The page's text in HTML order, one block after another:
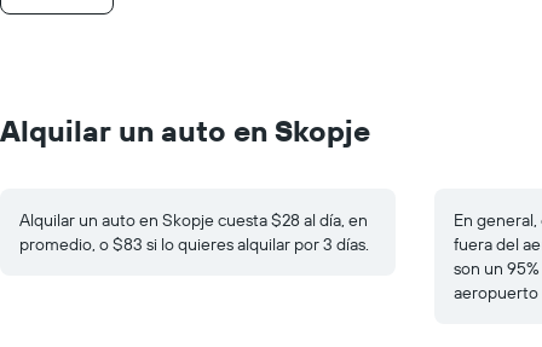
Alquilar un auto en Skopje
Alquilar un auto en Skopje cuesta $28 al día, en
promedio, o $83 si lo quieres alquilar por 3 días.
En
fuera del
son un
aeropuerto